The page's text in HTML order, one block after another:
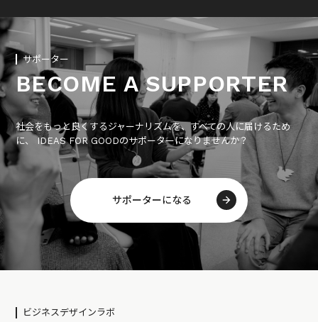
サポーター
BECOME A SUPPORTER
社会をもっと良くするジャーナリズムを、すべての人に届けるため
に、 IDEAS FOR GOODのサポーターになりませんか？
サポーターになる
ビジネスデザインラボ